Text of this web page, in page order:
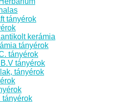
tányérok
kerámia
tányérok
tányérok
tányérok
tányérok
tányérok